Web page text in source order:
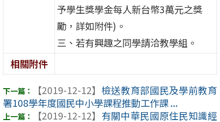
予學生獎學金每人新台幣3萬元之獎
勵，詳如附件)。
三、若有興趣之同學請洽教學組。
相關附件
【2019-12-12】 檢送教育部國民及學前教育
署108學年度國民中小學課程推動工作課 ...
【2019-12-12】 有關中華民國原住民知識經